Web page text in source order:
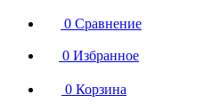
0 Сравнение
0 Избранное
0 Корзина